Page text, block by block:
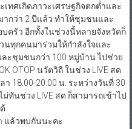
ทศเกิดภาวะเศรษฐกิจตกต่ำและ
ากว่า 2 ปีแล้ว ทำให้ชุมชนและ
ครัว อีกทั้งในช่วงนี้หลายจังหวัดก็
นทุกคนมาร่วมให้กำลังใจและ
ะชุมชนกว่า 100 หมู่บ้าน ไปช่วย
OTOP นวัตวิถี ในช่วง LIVE สด
18.00-20.00 น. ระหว่างวันที่ 30
ทันช่วง LIVE สด ก็สามารถเข้าไป
แล้วพบกันนะคะ